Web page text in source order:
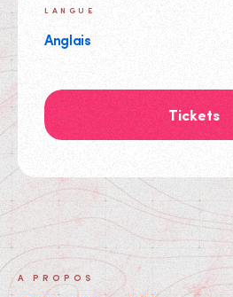
LANGUE
Anglais
Tickets
A PROPOS